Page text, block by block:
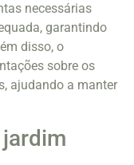
necessárias
garantindo
disso, o
sobre os
ajudando a manter